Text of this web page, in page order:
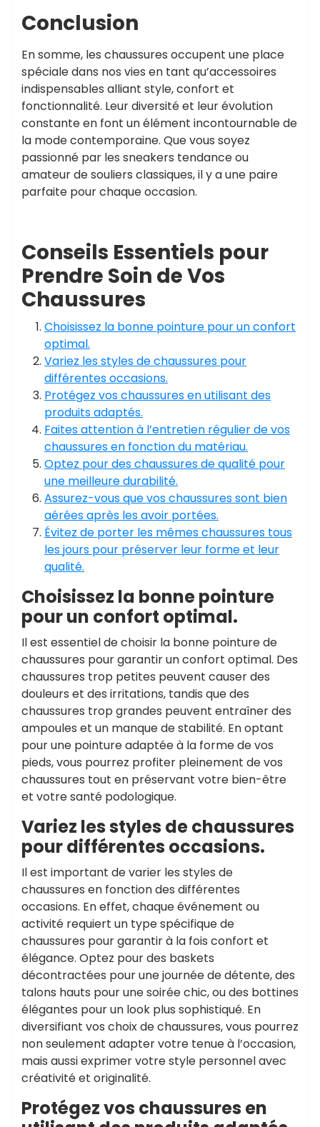
Conclusion
En somme, les chaussures occupent une place
spéciale dans nos vies en tant qu’accessoires
indispensables alliant style, confort et
fonctionnalité. Leur diversité et leur évolution
constante en font un élément incontournable de
la mode contemporaine. Que vous soyez
passionné par les sneakers tendance ou
amateur de souliers classiques, il y a une paire
parfaite pour chaque occasion.
Conseils Essentiels pour
Prendre Soin de Vos
Chaussures
Choisissez la bonne pointure pour un confort
optimal.
Variez les styles de chaussures pour
différentes occasions.
Protégez vos chaussures en utilisant des
produits adaptés.
Faites attention à l’entretien régulier de vos
chaussures en fonction du matériau.
Optez pour des chaussures de qualité pour
une meilleure durabilité.
Assurez-vous que vos chaussures sont bien
aérées après les avoir portées.
Évitez de porter les mêmes chaussures tous
les jours pour préserver leur forme et leur
qualité.
Choisissez la bonne pointure
pour un confort optimal.
Il est essentiel de choisir la bonne pointure de
chaussures pour garantir un confort optimal. Des
chaussures trop petites peuvent causer des
douleurs et des irritations, tandis que des
chaussures trop grandes peuvent entraîner des
ampoules et un manque de stabilité. En optant
pour une pointure adaptée à la forme de vos
pieds, vous pourrez profiter pleinement de vos
chaussures tout en préservant votre bien-être
et votre santé podologique.
Variez les styles de chaussures
pour différentes occasions.
Il est important de varier les styles de
chaussures en fonction des différentes
occasions. En effet, chaque événement ou
activité requiert un type spécifique de
chaussures pour garantir à la fois confort et
élégance. Optez pour des baskets
décontractées pour une journée de détente, des
talons hauts pour une soirée chic, ou des bottines
élégantes pour un look plus sophistiqué. En
diversifiant vos choix de chaussures, vous pourrez
non seulement adapter votre tenue à l’occasion,
mais aussi exprimer votre style personnel avec
créativité et originalité.
Protégez vos chaussures en